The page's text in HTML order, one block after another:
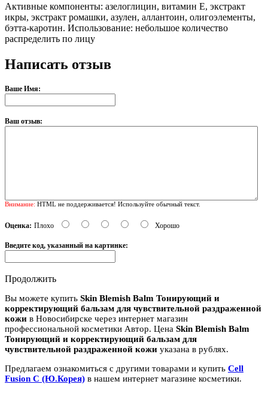
Активные компоненты: азелоглицин, витамин Е, экстракт
икры, экстракт ромашки, азулен, аллантоин, олигоэлементы,
бэтта-каротин. Использование: небольшое количество
распределить по лицу
Написать отзыв
Ваше Имя:
Ваш отзыв:
Внимание: HTML не поддерживается! Используйте обычный текст.
Оценка: Плохо Хорошо
Введите код, указанный на картинке:
Продолжить
Вы можете купить Skin Blemish Balm Тонирующий и
корректирующий бальзам для чувствительной раздраженной
кожи в Новосибирске через интернет магазин
профессиональной косметики Автор. Цена Skin Blemish Balm
Тонирующий и корректирующий бальзам для
чувствительной раздраженной кожи указана в рублях.
Предлагаем ознакомиться с другими товарами и купить Cell
Fusion C (Ю.Корея) в нашем интернет магазине косметики.